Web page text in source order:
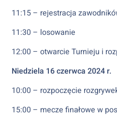
11:15 – rejestracja
11:30 – losowanie
12:00 – otwarcie Turnieju i
Niedziela 16 czerwca 2024 r.
10:00 – rozpoczęcie
15:00 – mecze finałowe w